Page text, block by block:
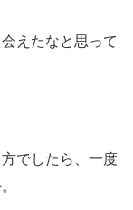
えたなと思って
でしたら、一度